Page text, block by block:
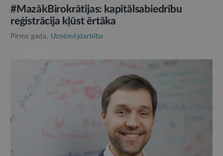
#MazākBirokrātijas: kapitālsabiedrību
reģistrācija kļūst ērtāka
Pirms gada, Uzņēmējdarbība